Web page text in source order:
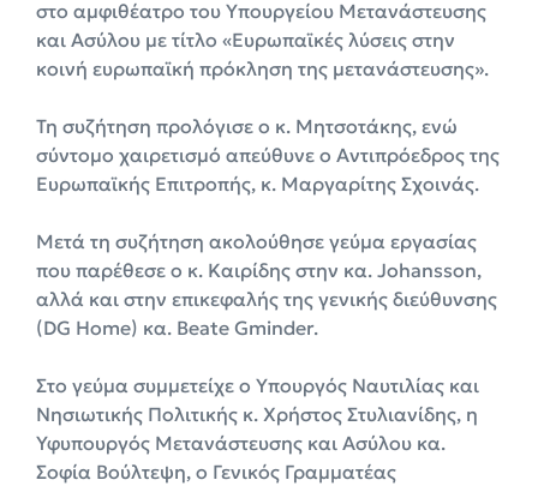
στο αμφιθέατρο του Υπουργείου Μετανάστευσης
και Ασύλου με τίτλο «Ευρωπαϊκές λύσεις στην
κοινή ευρωπαϊκή πρόκληση της μετανάστευσης».
Τη συζήτηση προλόγισε ο κ. Μητσοτάκης, ενώ
σύντομο χαιρετισμό απεύθυνε ο Αντιπρόεδρος της
Ευρωπαϊκής Επιτροπής, κ. Μαργαρίτης Σχοινάς.
Μετά τη συζήτηση ακολούθησε γεύμα εργασίας
που παρέθεσε ο κ. Καιρίδης στην κα. Johansson,
αλλά και στην επικεφαλής της γενικής διεύθυνσης
(DG Home) κα. Beate Gminder.
Στο γεύμα συμμετείχε ο Υπουργός Ναυτιλίας και
Νησιωτικής Πολιτικής κ. Χρήστος Στυλιανίδης, η
Υφυπουργός Μετανάστευσης και Ασύλου κα.
Σοφία Βούλτεψη, ο Γενικός Γραμματέας